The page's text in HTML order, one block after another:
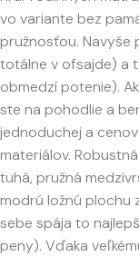
vo variante bez
pružnosťou.
totálne v ofsajde) a
obmedzí potenie).
ste na pohodlie a
jednoduchej a
materiálov.
tuhá, pružná
modrú ložnú plochu
sebe spája to
peny). Vďaka